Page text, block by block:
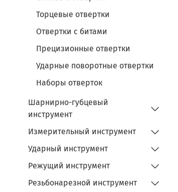
Торцевые отвертки
Отвертки с битами
Прецизионные отвертки
Ударные поворотные отвертки
Наборы отверток
Шарнирно-губцевый
инструмент
Измерительный инструмент
Ударный инструмент
Режущий инструмент
Резьбонарезной инструмент